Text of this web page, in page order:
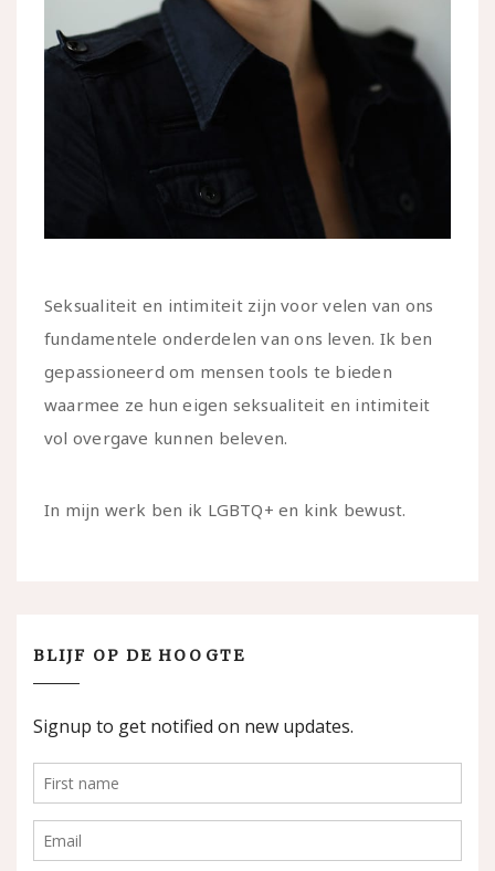
Seksualiteit en intimiteit zijn voor velen van ons
fundamentele onderdelen van ons leven. Ik ben
gepassioneerd om mensen tools te bieden
waarmee ze hun eigen seksualiteit en intimiteit
vol overgave kunnen beleven.
In mijn werk ben ik LGBTQ+ en kink bewust.
BLIJF OP DE HOOGTE